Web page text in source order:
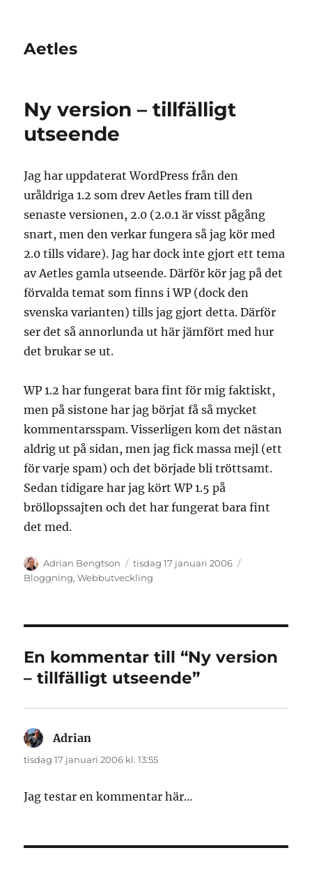
Aetles
Ny version – tillfälligt
utseende
Jag har uppdaterat WordPress från den
uråldriga 1.2 som drev Aetles fram till den
senaste versionen, 2.0 (2.0.1 är visst pågång
snart, men den verkar fungera så jag kör med
2.0 tills vidare). Jag har dock inte gjort ett tema
av Aetles gamla utseende. Därför kör jag på det
förvalda temat som finns i WP (dock den
svenska varianten) tills jag gjort detta. Därför
ser det så annorlunda ut här jämfört med hur
det brukar se ut.
WP 1.2 har fungerat bara fint för mig faktiskt,
men på sistone har jag börjat få så mycket
kommentarsspam. Visserligen kom det nästan
aldrig ut på sidan, men jag fick massa mejl (ett
för varje spam) och det började bli tröttsamt.
Sedan tidigare har jag kört WP 1.5 på
bröllopssajten och det har fungerat bara fint
det med.
Författare
Adrian Bengtson
Publicerat
den
tisdag 17 januari 2006
Bloggning,Webbutveckling
En kommentar till “Ny version
– tillfälligt utseende”
Adrian
tisdag 17 januari 2006 kl. 13:55
Jag testar en kommentar här…